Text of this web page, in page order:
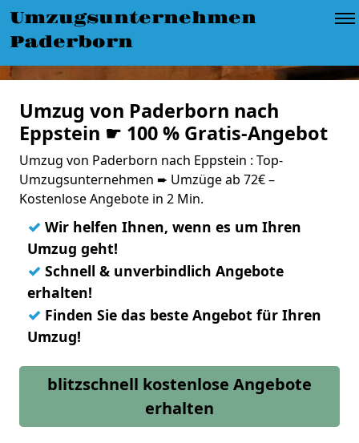
Umzugsunternehmen
Paderborn
Umzug von Paderborn nach
Eppstein ☛ 100 % Gratis-Angebot
Umzug von Paderborn nach Eppstein : Top-
Umzugsunternehmen ➨ Umzüge ab 72€ –
Kostenlose Angebote in 2 Min.
✓ Wir helfen Ihnen, wenn es um Ihren
Umzug geht!
✓ Schnell & unverbindlich Angebote
erhalten!
✓ Finden Sie das beste Angebot für Ihren
Umzug!
blitzschnell kostenlose Angebote
erhalten